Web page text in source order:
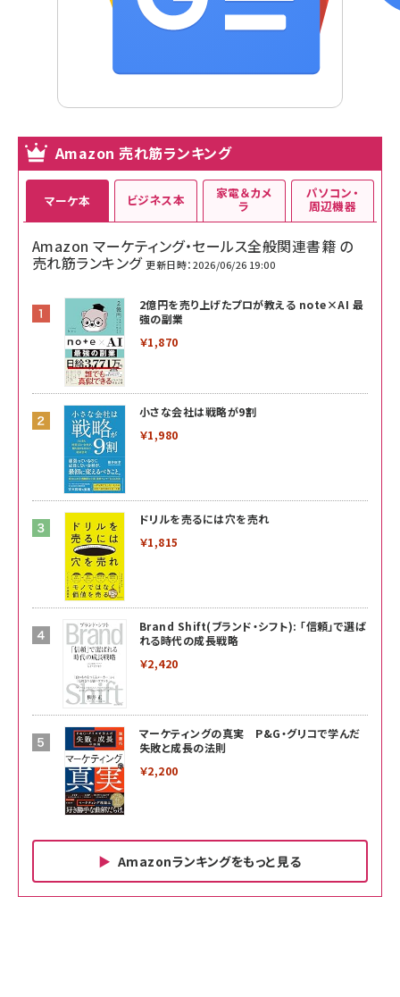
Amazon 売れ筋ランキング
マーケ本
Amazon マーケティング・セールス全般関連書籍 の
売れ筋ランキング 更新日時：2026/06/26 19:00
2億円を売り上げたプロが教える note×AI 最
強の副業
￥1,870
小さな会社は戦略が9割
￥1,980
ドリルを売るには穴を売れ
￥1,815
Brand Shift(ブランド・シフト): 「信頼」で選ば
れる時代の成長戦略
￥2,420
マーケティングの真実 P&G・グリコで学んだ
失敗と成長の法則
￥2,200
Amazonランキングをもっと見る
ビジネス本 家電＆カメ
ラ
パソコン・
周辺機器